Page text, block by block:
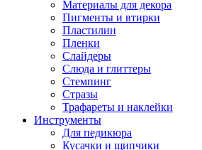
Материалы для декора
Пигменты и втирки
Пластилин
Пленки
Слайдеры
Слюда и глиттеры
Стемпинг
Стразы
Трафареты и наклейки
Инструменты
Для педикюра
Кусачки и щипчики